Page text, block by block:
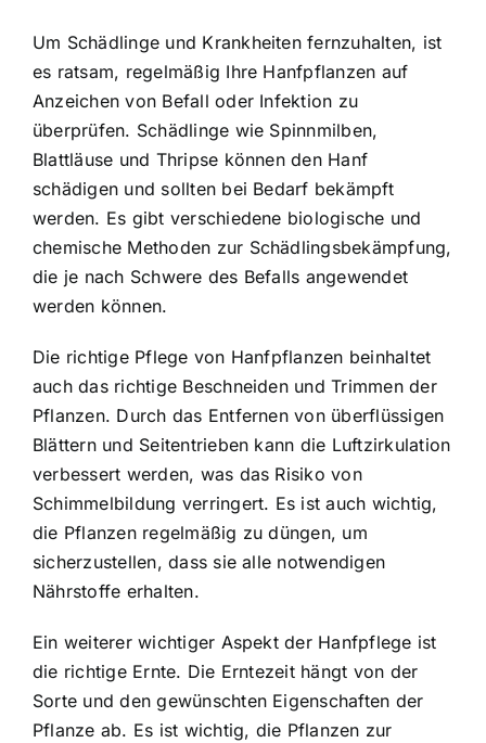
Um Schädlinge und Krankheiten fernzuhalten, ist
es ratsam, regelmäßig Ihre Hanfpflanzen auf
Anzeichen von Befall oder Infektion zu
überprüfen. Schädlinge wie Spinnmilben,
Blattläuse und Thripse können den Hanf
schädigen und sollten bei Bedarf bekämpft
werden. Es gibt verschiedene biologische und
chemische Methoden zur Schädlingsbekämpfung,
die je nach Schwere des Befalls angewendet
werden können.
Die richtige Pflege von Hanfpflanzen beinhaltet
auch das richtige Beschneiden und Trimmen der
Pflanzen. Durch das Entfernen von überflüssigen
Blättern und Seitentrieben kann die Luftzirkulation
verbessert werden, was das Risiko von
Schimmelbildung verringert. Es ist auch wichtig,
die Pflanzen regelmäßig zu düngen, um
sicherzustellen, dass sie alle notwendigen
Nährstoffe erhalten.
Ein weiterer wichtiger Aspekt der Hanfpflege ist
die richtige Ernte. Die Erntezeit hängt von der
Sorte und den gewünschten Eigenschaften der
Pflanze ab. Es ist wichtig, die Pflanzen zur